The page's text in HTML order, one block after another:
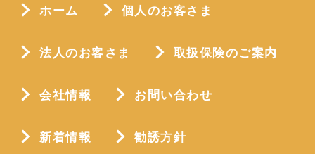
ホーム 個人のお客さま
法人のお客さま 取扱保険のご案内
会社情報 お問い合わせ
新着情報 勧誘方針